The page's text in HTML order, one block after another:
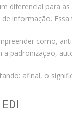
diferencial para
informação.
como,
a padronização,
afinal, o